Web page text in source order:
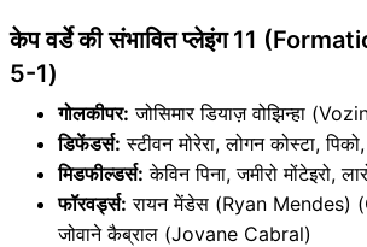
केप वर्डे की संभावित प्लेइंग 11
5-1)
गोलकीपर: जोसिमार डियाज़ वोझिन्हा
डिफेंडर्स: स्टीवन मोरेरा, लोगन कोस्टा,
मिडफील्डर्स: केविन पिना, जमीरो मोंटेइरो,
फॉरवर्ड्स: रायन मेंडेस (Ryan Mendes)
जोवाने कैब्राल (Jovane Cabral)